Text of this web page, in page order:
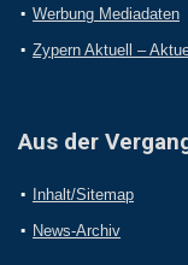
Werbung Mediadaten
Zypern Aktuell –
Aus der
Inhalt/Sitemap
News-Archiv